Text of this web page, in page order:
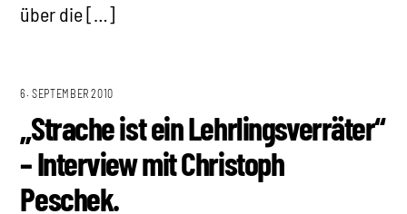
über die […]
6. SEPTEMBER 2010
„Strache ist ein Lehrlingsverräter“
– Interview mit Christoph
Peschek.